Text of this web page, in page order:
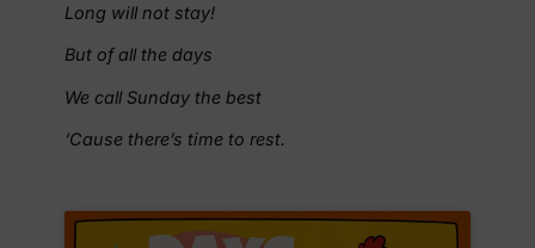
Long will not stay!
But of all the days
We call Sunday the best
‘Cause there’s time to rest.